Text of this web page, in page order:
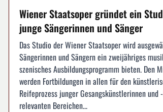
Wiener Staatsoper gründet ein
junge Sängerinnen und Sänger
Das Studio der Wiener Staatsoper wird
Sängerinnen und Sängern ein zweijähriges
szenisches Ausbildungsprogramm bieten. Den
werden Fortbildungen in allen für den
Reifeprozess junger Gesangskünstlerinnen und
relevanten Bereichen...